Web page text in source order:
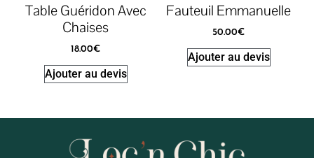
Table Guéridon Avec
Chaises
18.00€
Ajouter au devis
Fauteuil Emmanuelle
50.00€
Ajouter au devis